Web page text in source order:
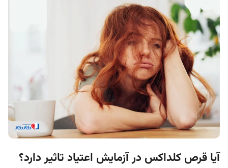
آیا قرص کلداکس در آزمایش اعتیاد تاثیر دارد؟